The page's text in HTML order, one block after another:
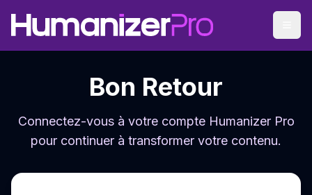
Bon Retour
Connectez-vous à votre compte Humanizer Pro
pour continuer à transformer votre contenu.